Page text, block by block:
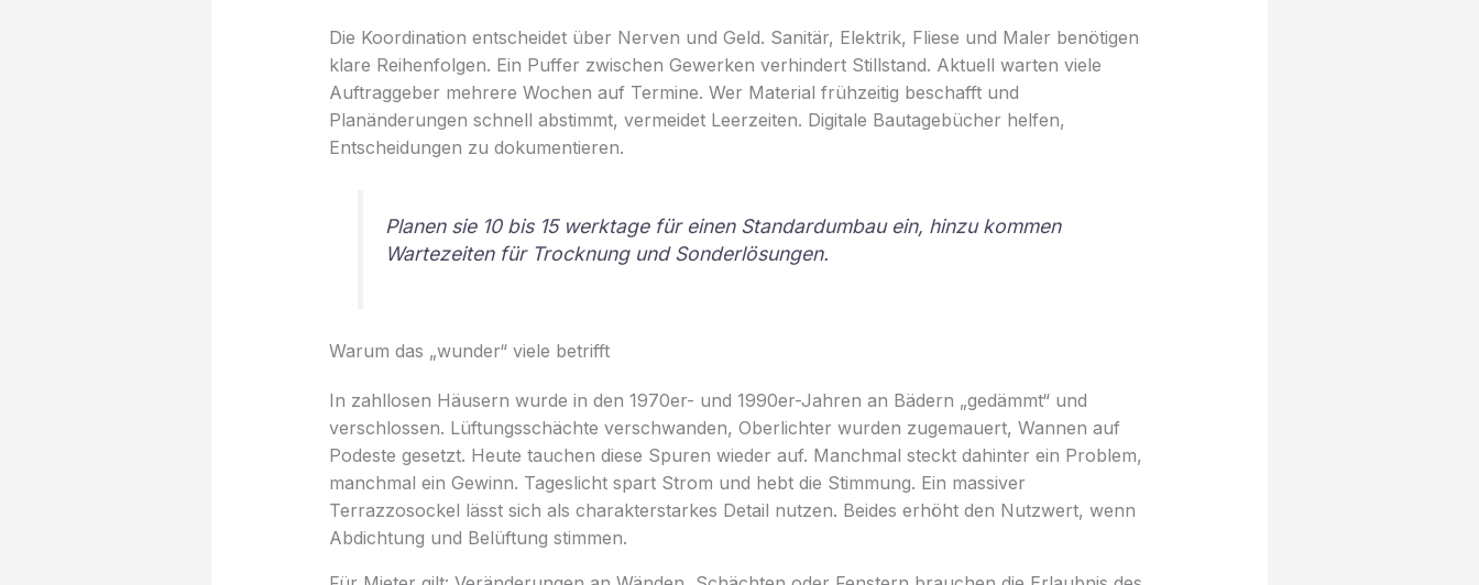
Die Koordination entscheidet über Nerven und Geld. Sanitär, Elektrik, Fliese und Maler benötigen
klare Reihenfolgen. Ein Puffer zwischen Gewerken verhindert Stillstand. Aktuell warten viele
Auftraggeber mehrere Wochen auf Termine. Wer Material frühzeitig beschafft und
Planänderungen schnell abstimmt, vermeidet Leerzeiten. Digitale Bautagebücher helfen,
Entscheidungen zu dokumentieren.
Planen sie 10 bis 15 werktage für einen Standardumbau ein, hinzu kommen
Wartezeiten für Trocknung und Sonderlösungen.
Warum das „wunder“ viele betrifft
In zahllosen Häusern wurde in den 1970er- und 1990er-Jahren an Bädern „gedämmt“ und
verschlossen. Lüftungsschächte verschwanden, Oberlichter wurden zugemauert, Wannen auf
Podeste gesetzt. Heute tauchen diese Spuren wieder auf. Manchmal steckt dahinter ein Problem,
manchmal ein Gewinn. Tageslicht spart Strom und hebt die Stimmung. Ein massiver
Terrazzosockel lässt sich als charakterstarkes Detail nutzen. Beides erhöht den Nutzwert, wenn
Abdichtung und Belüftung stimmen.